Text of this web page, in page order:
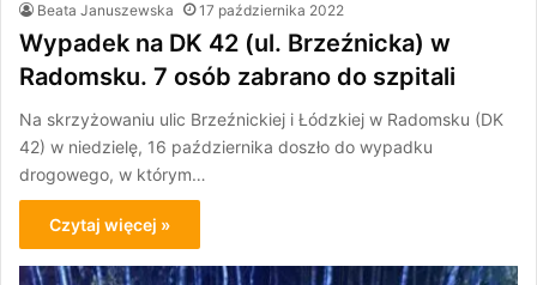
Beata Januszewska 17 października 2022
Wypadek na DK 42 (ul. Brzeźnicka) w
Radomsku. 7 osób zabrano do szpitali
Na skrzyżowaniu ulic Brzeźnickiej i Łódzkiej w Radomsku (DK
42) w niedzielę, 16 października doszło do wypadku
drogowego, w którym…
Czytaj więcej »